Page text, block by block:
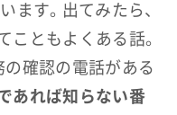
ます。出てみたら、
こともよくある話。
の確認の電話がある
あれば知らない番